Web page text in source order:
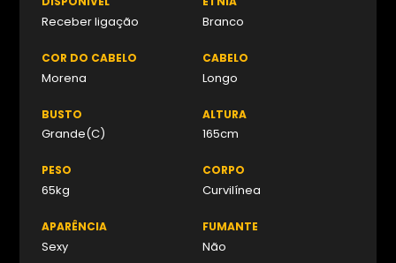
DISPONIVEL
Receber ligação
ETNIA
Branco
COR DO CABELO
Morena
CABELO
Longo
BUSTO
Grande(C)
ALTURA
165cm
PESO
65kg
CORPO
Curvilínea
APARÊNCIA
Sexy
FUMANTE
Não